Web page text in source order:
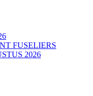
FUSELIERS
2026